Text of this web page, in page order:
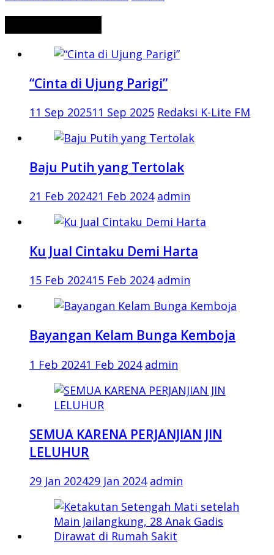
“Cinta di Ujung Parigi”
11 Sep 202511 Sep 2025 Redaksi K-Lite FM
Baju Putih yang Tertolak
21 Feb 202421 Feb 2024 admin
Ku Jual Cintaku Demi Harta
15 Feb 202415 Feb 2024 admin
Bayangan Kelam Bunga Kemboja
1 Feb 20241 Feb 2024 admin
SEMUA KARENA PERJANJIAN JIN
LELUHUR
29 Jan 202429 Jan 2024 admin